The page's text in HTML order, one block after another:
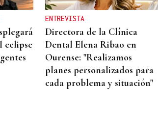
eclipse
ENTREVISTA
Directora de la Clínica
Dental Elena Ribao en
Ourense: "Realizamos
planes personalizados para
cada problema y situación"